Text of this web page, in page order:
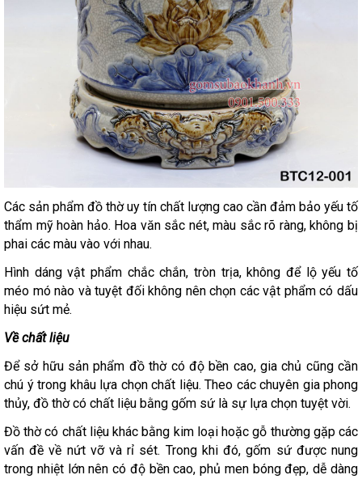
Các sản phẩm đồ thờ uy tín chất lượng cao cần đảm bảo yếu tố
thẩm mỹ hoàn hảo. Hoa văn sắc nét, màu sắc rõ ràng, không bị
phai các màu vào với nhau.
Hình dáng vật phẩm chắc chắn, tròn trịa, không để lộ yếu tố
méo mó nào và tuyệt đối không nên chọn các vật phẩm có dấu
hiệu sứt mẻ.
Về chất liệu
Để sở hữu sản phẩm đồ thờ có độ bền cao, gia chủ cũng cần
chú ý trong khâu lựa chọn chất liệu. Theo các chuyên gia phong
thủy, đồ thờ có chất liệu bằng gốm sứ là sự lựa chọn tuyệt vời.
Đồ thờ có chất liệu khác bằng kim loại hoặc gỗ thường gặp các
vấn đề về nứt vỡ và rỉ sét. Trong khi đó, gốm sứ được nung
trong nhiệt lớn nên có độ bền cao, phủ men bóng đẹp, dễ dàng